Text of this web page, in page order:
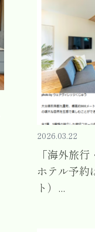
2026.03.22
「海外旅
ホテル予
ト）...